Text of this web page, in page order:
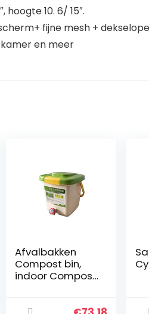
hoogte 10. 6/ 15″.
fijne mesh +
en meer
Afvalbakken
Compost bin,
indoor Compost